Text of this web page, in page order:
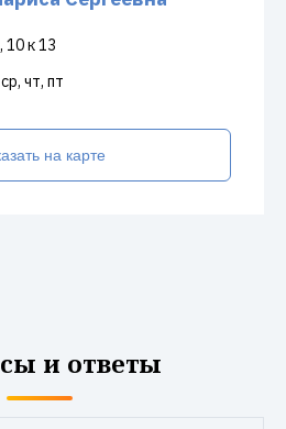
10 к 13
чт, пт
на карте
и ответы